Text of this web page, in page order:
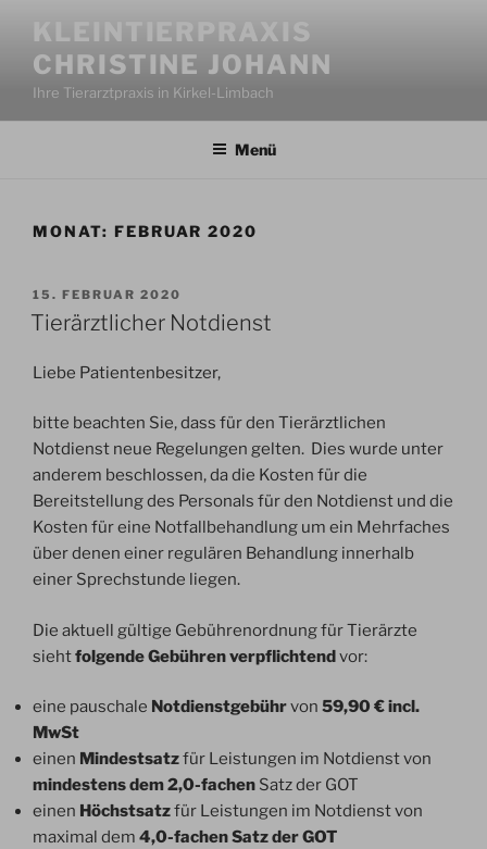
Inhalt
springen
KLEINTIERPRAXIS
CHRISTINE JOHANN
Ihre Tierarztpraxis in Kirkel-Limbach
Menü
MONAT: FEBRUAR 2020
VERÖFFENTLICHT
AM
15. FEBRUAR 2020
Tierärztlicher Notdienst
Liebe Patientenbesitzer,
bitte beachten Sie, dass für den Tierärztlichen
Notdienst neue Regelungen gelten. Dies wurde unter
anderem beschlossen, da die Kosten für die
Bereitstellung des Personals für den Notdienst und die
Kosten für eine Notfallbehandlung um ein Mehrfaches
über denen einer regulären Behandlung innerhalb
einer Sprechstunde liegen.
Die aktuell gültige Gebührenordnung für Tierärzte
siehtfolgende Gebühren verpflichtendvor:
eine pauschale Notdienstgebührvon 59,90 € incl.
MwSt
einen Mindestsatzfür Leistungen im Notdienst von
mindestens dem 2,0-fachen Satz der GOT
einen Höchstsatzfür Leistungen im Notdienst von
maximal dem 4,0-fachen Satz der GOT